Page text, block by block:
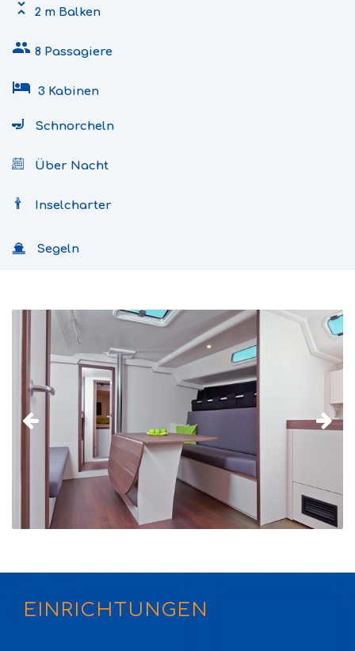
unfold_less 2 m Balken
people 8 Passagiere
hotel 3 Kabinen
Schnorcheln
Über Nacht
Inselcharter
Segeln
EINRICHTUNGEN